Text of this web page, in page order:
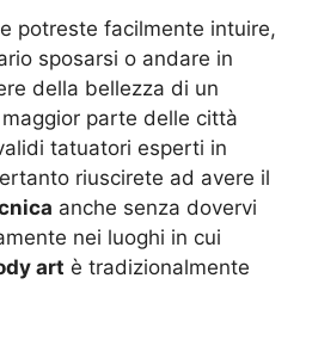
potreste facilmente intuire,
sposarsi o andare in
della bellezza di un
parte delle città
tatuatori esperti in
riuscirete ad avere il
anche senza dovervi
nei luoghi in cui
art è tradizionalmente